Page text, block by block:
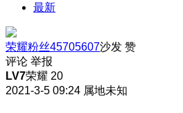
最新
荣耀粉丝45705607沙发 赞
评论 举报
LV7荣耀 20
2021-3-5 09:24 属地未知